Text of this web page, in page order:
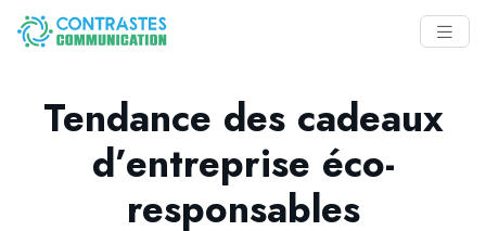
Tendance des cadeaux
d’entreprise éco-
responsables